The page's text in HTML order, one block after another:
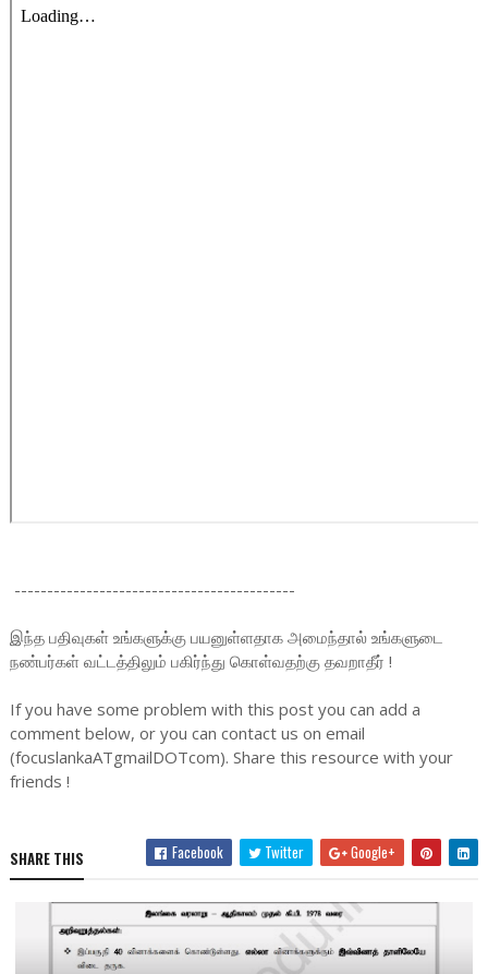
-------------------------------------------
இந்த பதிவுகள் உங்களுக்கு பயனுள்ளதாக அமைந்தால் உங்களுடை
நண்பர்கள் வட்டத்திலும் பகிர்ந்து கொள்வதற்கு தவறாதீர் !
If you have some problem with this post you can add a
comment below, or you can contact us on email
(focuslankaATgmailDOTcom). Share this resource with your
friends !
SHARE THIS Facebook Twitter Google+